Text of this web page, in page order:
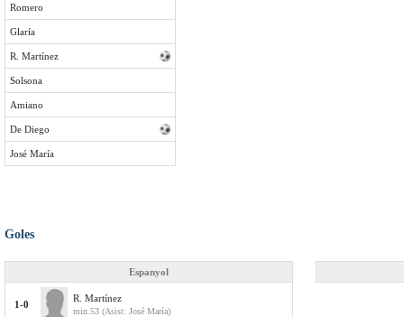
Romero
Glaría
R. Martínez
Solsona
Amiano
De Diego
José María
Goles
Espanyol
1-0
R. Martínez
min.53 (Asist: José María)